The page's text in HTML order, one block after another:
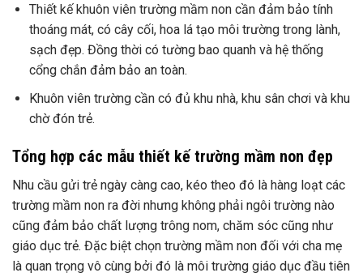
Thiết kế khuôn viên trường mầm non cần đảm bảo tính
thoáng mát, có cây cối, hoa lá tạo môi trường trong lành,
sạch đẹp. Đồng thời có tường bao quanh và hệ thống
cổng chắn đảm bảo an toàn.
Khuôn viên trường cần có đủ khu nhà, khu sân chơi và khu
chờ đón trẻ.
Tổng hợp các mẫu thiết kế trường mầm non đẹp
Nhu cầu gửi trẻ ngày càng cao, kéo theo đó là hàng loạt các
trường mầm non ra đời nhưng không phải ngôi trường nào
cũng đảm bảo chất lượng trông nom, chăm sóc cũng như
giáo dục trẻ. Đặc biệt chọn trường mầm non đối với cha mẹ
là quan trọng vô cùng bởi đó là môi trường giáo dục đầu tiên